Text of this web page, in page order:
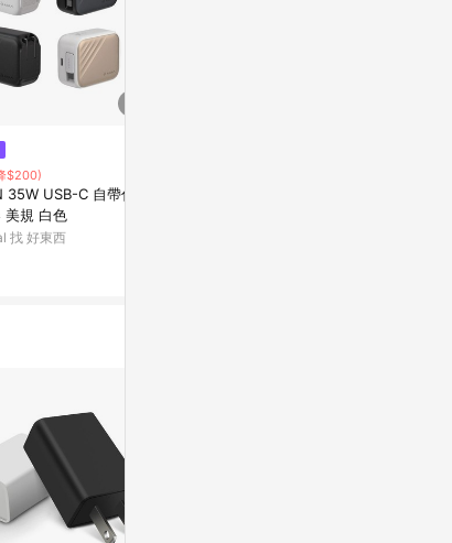
$200)
35W USB-C 自帶伸縮
美規 白色
找 好東西